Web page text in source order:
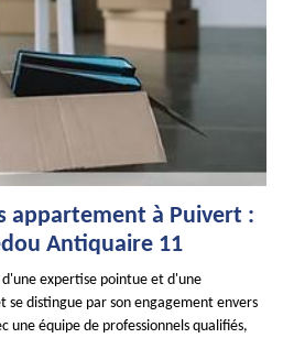
appartement à Puivert :
Antiquaire 11
expertise pointue et d'une
distingue par son engagement envers
une équipe de professionnels qualifiés,